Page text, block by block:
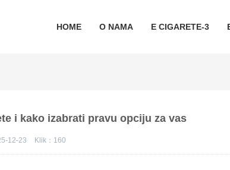
HOME O NAMA E CIGARETE-3
i kako izabrati pravu opciju za vas
12-23 Klik： 160